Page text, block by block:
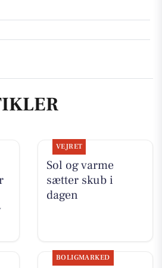
VEJRET
Sol og varme
sætter skub i
dagen
BOLIGMARKED